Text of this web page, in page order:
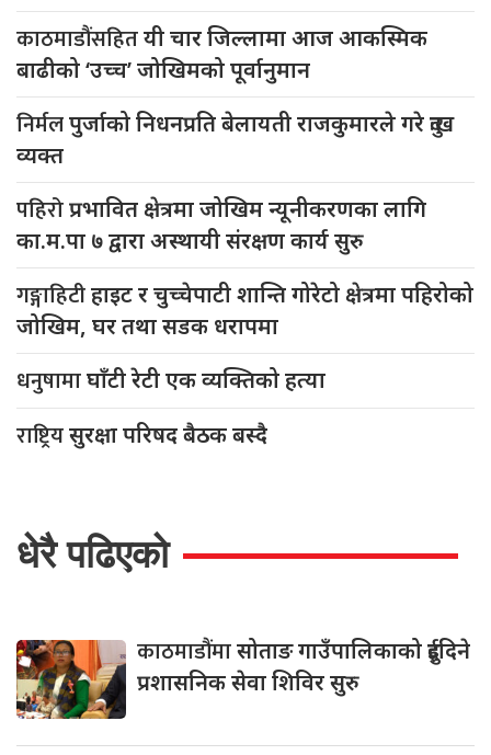
काठमाडौंसहितयी चार जिल्लामा आज आकस्मिक
बाढीको ‘उच्च’ जोखिमको पूर्वानुमान
निर्मलपुर्जाको निधनप्रति बेलायती राजकुमारले गरे दुःख
व्यक्त
पहिरोप्रभावित क्षेत्रमा जोखिम न्यूनीकरणका लागि
का.म.पा ७ द्वारा अस्थायी संरक्षण कार्य सुरु
गङ्गाहिटीहाइट र चुच्चेपाटी शान्ति गोरेटो क्षेत्रमा पहिरोको
जोखिम, घर तथा सडक धरापमा
धनुषामाघाँटी रेटी एक व्यक्तिको हत्या
राष्ट्रियसुरक्षा परिषद बैठक बस्दै
धेरै पढिएको
काठमाडौंमासोताङ गाउँपालिकाको दुईदिने
प्रशासनिक सेवा शिविर सुरु